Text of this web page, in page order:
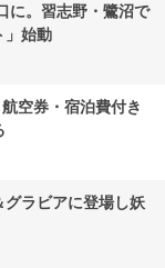
に。習志野・鷺沼で
」始動
空券・宿泊費付き
ラビアに登場し妖